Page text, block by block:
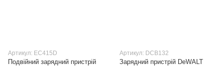
Артикул: EC415D
Подвійний зарядний пристрій
Артикул: DCB132
Зарядний пристрій DeWALT